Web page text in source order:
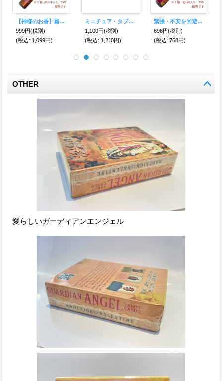
【神様のお香】願いを叶えて★深く甘い花のような香り ガネーシャ お香（INFINITY GOD）
999円(税別)
(税込: 1,099円)
ミニチュア・タブレット＜仕事のお悩み解決・スキルアップ＞（エケコ人形・小物のみ）
1,100円(税別)
(税込: 1,210円)
緊張・不安を回避し、精神を落ち着かせる サンダルウッド香
698円(税別)
(税込: 768円)
OTHER
愛らしいガーディアンエンジェル